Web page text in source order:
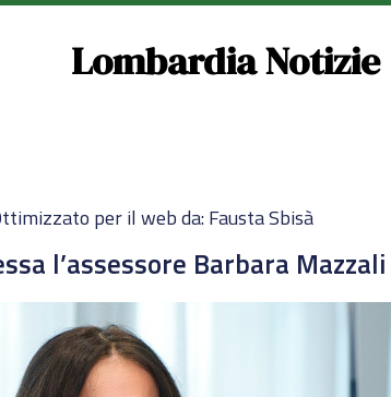
Lombardia Notizie
per il web da: Fausta Sbisà
l’assessore Barbara Mazzali